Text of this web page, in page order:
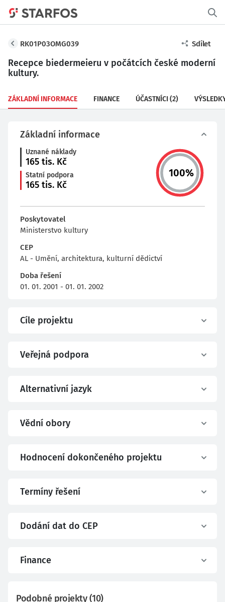
RK01P03OMG039 Sdílet
Recepce biedermeieru v počátcích české moderní
kultury.
ZÁKLADNÍ INFORMACE FINANCE ÚČASTNÍCI (2)
Základní informace
Uznané náklady
165 tis. Kč
Statní podpora
165 tis. Kč
100%
Poskytovatel
Ministerstvo kultury
CEP
AL - Umění, architektura, kulturní dědictví
Doba řešení
01. 01. 2001 - 01. 01. 2002
Cíle projektu
Veřejná podpora
Alternativní jazyk
Vědní obory
Hodnocení dokončeného projektu
Termíny řešení
Dodání dat do CEP
Finance
Podobné projekty(10)